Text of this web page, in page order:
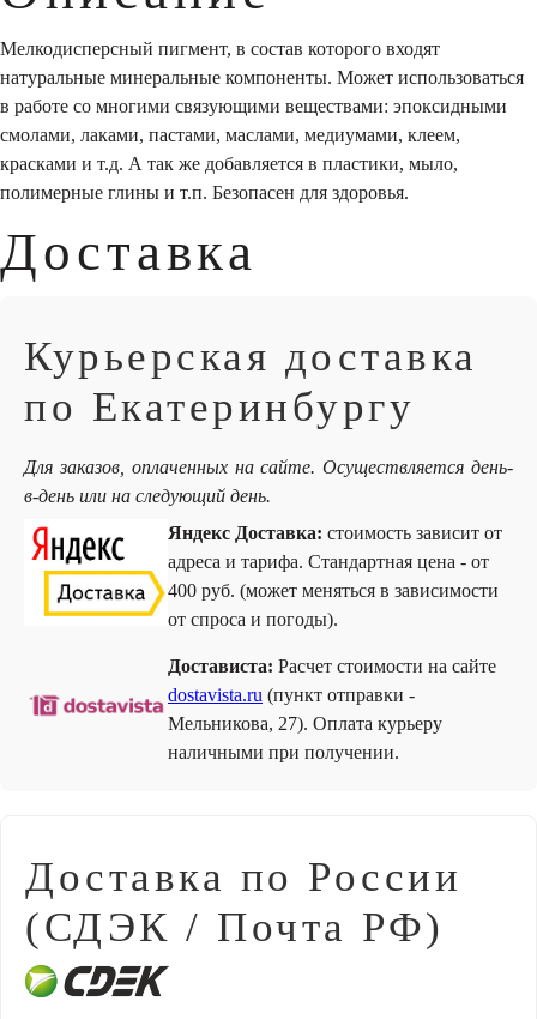
Мелкодисперсный пигмент, в состав которого входят
натуральные минеральные компоненты. Может использоваться
в работе со многими связующими веществами: эпоксидными
смолами, лаками, пастами, маслами, медиумами, клеем,
красками и т.д. А так же добавляется в пластики, мыло,
полимерные глины и т.п. Безопасен для здоровья.
Доставка
Курьерская доставка
по Екатеринбургу
Для заказов, оплаченных на сайте. Осуществляется день-
в-день или на следующий день.
Яндекс Доставка: стоимость зависит от
адреса и тарифа. Стандартная цена - от
400 руб. (может меняться в зависимости
от спроса и погоды).
Достависта: Расчет стоимости на сайте
dostavista.ru (пункт отправки -
Мельникова, 27). Оплата курьеру
наличными при получении.
Доставка по России
(СДЭК / Почта РФ)